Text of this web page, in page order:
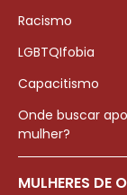
Racismo
LGBTQIfobia
Capacitismo
Onde buscar
mulher?
MULHERES DE